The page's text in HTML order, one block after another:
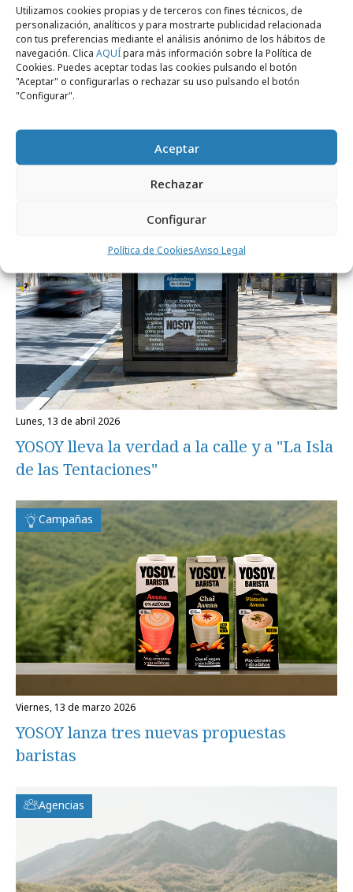
Utilizamos cookies propias y de terceros con fines técnicos, de
personalización, analíticos y para mostrarte publicidad relacionada
con tus preferencias mediante el análisis anónimo de los hábitos de
navegación. Clica AQUÍpara más información sobre la Política de
Cookies. Puedes aceptar todas las cookies pulsando el botón
"Aceptar" o configurarlas o rechazar su uso pulsando el botón
"Configurar".
Aceptar
Rechazar
Configurar
Política de CookiesAviso Legal
Comparte
Noticias Relacionadas
lunes, 13 de abril 2026
YOSOY lleva la verdad a la calle y a "La Isla
de las Tentaciones"
Campañas
viernes, 13 de marzo 2026
YOSOY lanza tres nuevas propuestas
baristas
Agencias